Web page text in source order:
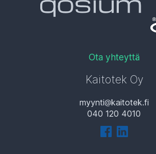
Ota yhteyttä
Kaitotek Oy
myynti
kaitotek.fi
040 120 4010